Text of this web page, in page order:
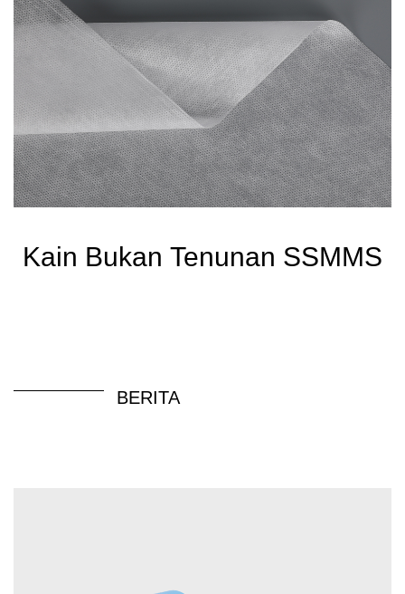
Kain Bukan Tenunan SSMMS
BERITA